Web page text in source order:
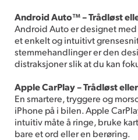
Android Auto™ – Trådløst
Android Auto er designet
et enkelt og intuitivt
stemmehandlinger er den
distraksjoner slik at du kan
Apple CarPlay – Trådløst
En smartere, tryggere og
iPhone på i bilen. Apple
intuitiv måte å ringe, bruke
bare et ord eller en berøring.